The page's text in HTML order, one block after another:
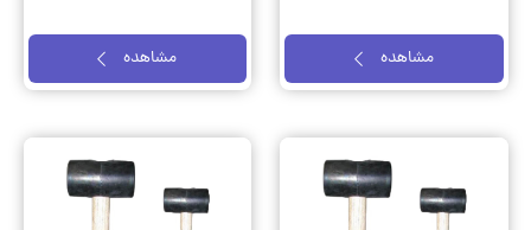
مشاهده مشاهده